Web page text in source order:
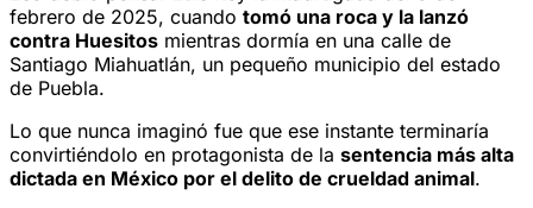
febrero de 2025, cuando tomó una roca y la lanzó
contra Huesitos mientras dormía en una calle de
Santiago Miahuatlán, un pequeño municipio del estado
de Puebla.
Lo que nunca imaginó fue que ese instante terminaría
convirtiéndolo en protagonista de la sentencia más alta
dictada en México por el delito de crueldad animal.